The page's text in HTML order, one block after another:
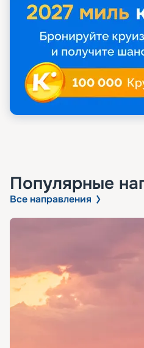
Популярные
Все направления